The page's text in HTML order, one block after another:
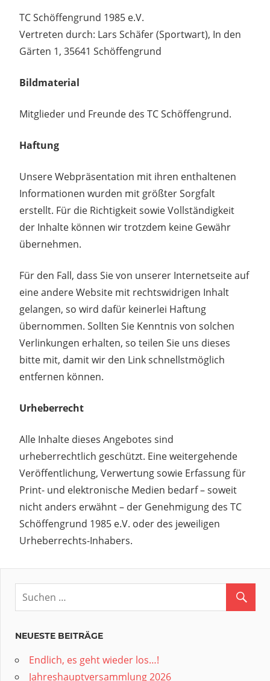
TC Schöffengrund 1985 e.V.
Vertreten durch: Lars Schäfer (Sportwart), In den
Gärten 1, 35641 Schöffengrund
Bildmaterial
Mitglieder und Freunde des TC Schöffengrund.
Haftung
Unsere Webpräsentation mit ihren enthaltenen
Informationen wurden mit größter Sorgfalt
erstellt. Für die Richtigkeit sowie Vollständigkeit
der Inhalte können wir trotzdem keine Gewähr
übernehmen.
Für den Fall, dass Sie von unserer Internetseite auf
eine andere Website mit rechtswidrigen Inhalt
gelangen, so wird dafür keinerlei Haftung
übernommen. Sollten Sie Kenntnis von solchen
Verlinkungen erhalten, so teilen Sie uns dieses
bitte mit, damit wir den Link schnellstmöglich
entfernen können.
Urheberrecht
Alle Inhalte dieses Angebotes sind
urheberrechtlich geschützt. Eine weitergehende
Veröffentlichung, Verwertung sowie Erfassung für
Print- und elektronische Medien bedarf – soweit
nicht anders erwähnt – der Genehmigung des TC
Schöffengrund 1985 e.V. oder des jeweiligen
Urheberrechts-Inhabers.
NEUESTE BEITRÄGE
Endlich, es geht wieder los…!
Jahreshauptversammlung 2026